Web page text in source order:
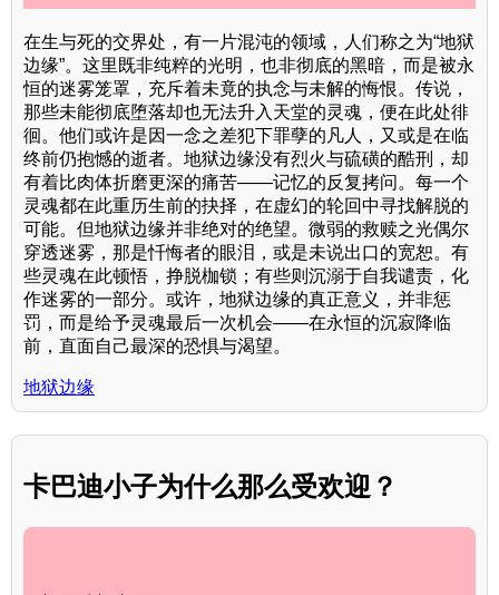
在生与死的交界处，有一片混沌的领域，人们称之为“地狱
边缘”。这里既非纯粹的光明，也非彻底的黑暗，而是被永
恒的迷雾笼罩，充斥着未竟的执念与未解的悔恨。传说，
那些未能彻底堕落却也无法升入天堂的灵魂，便在此处徘
徊。他们或许是因一念之差犯下罪孽的凡人，又或是在临
终前仍抱憾的逝者。地狱边缘没有烈火与硫磺的酷刑，却
有着比肉体折磨更深的痛苦——记忆的反复拷问。每一个
灵魂都在此重历生前的抉择，在虚幻的轮回中寻找解脱的
可能。但地狱边缘并非绝对的绝望。微弱的救赎之光偶尔
穿透迷雾，那是忏悔者的眼泪，或是未说出口的宽恕。有
些灵魂在此顿悟，挣脱枷锁；有些则沉溺于自我谴责，化
作迷雾的一部分。或许，地狱边缘的真正意义，并非惩
罚，而是给予灵魂最后一次机会——在永恒的沉寂降临
前，直面自己最深的恐惧与渴望。
地狱边缘
卡巴迪小子为什么那么受欢迎？